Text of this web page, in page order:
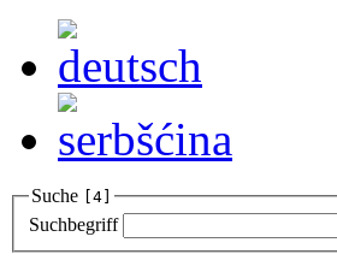
Suche [4]
Suchbegriff